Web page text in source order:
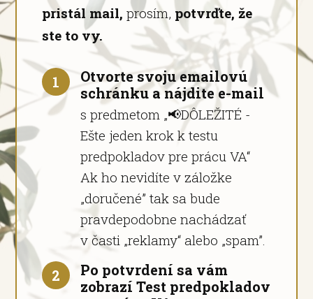
pristál mail, prosím, potvrďte, že
ste to vy.
1
Otvorte svoju emailovú
schránku a nájdite e-mail
s predmetom „📢DÔLEŽITÉ -
Ešte jeden krok k testu
predpokladov pre prácu VA“
Ak ho nevidíte v záložke
„doručené” tak sa bude
pravdepodobne nachádzať
v časti „reklamy“ alebo „spam”.
2
Po potvrdení sa vám
zobrazí Test predpokladov